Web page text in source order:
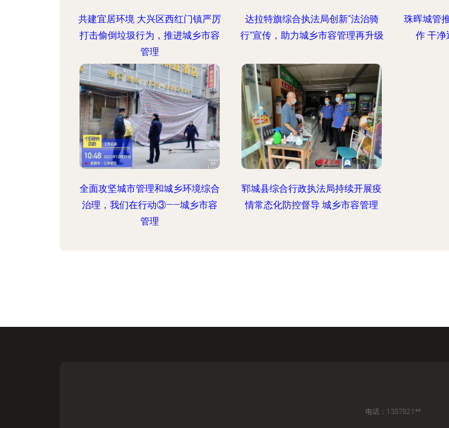
共建宜居环境 大兴区西红门镇严厉
打击偷倒垃圾行为，推进城乡市容
管理
达拉特旗综合执法局创新“法治骑
行”宣传，助力城乡市容管理再升级
珠晖城管
作 干净
全面攻坚城市管理和城乡环境综合
治理，我们在行动③——城乡市容
管理
郓城县综合行政执法局持续开展疫
情常态化防控督导 城乡市容管理
电话：1357821**